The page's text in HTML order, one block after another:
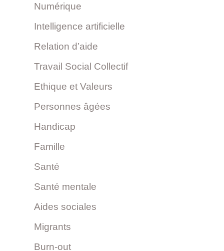
Numérique
Intelligence artificielle
Relation d’aide
Travail Social Collectif
Ethique et Valeurs
Personnes âgées
Handicap
Famille
Santé
Santé mentale
Aides sociales
Migrants
Burn-out